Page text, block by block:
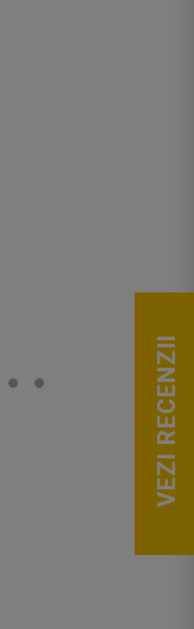
VEZI RECENZII